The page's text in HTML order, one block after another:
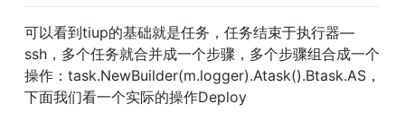
可以看到tiup的基础就是任务，任务结束于执行器—
ssh，多个任务就合并成一个步骤，多个步骤组合成一个
操作：task.NewBuilder(m.logger).Atask().Btask.AS，
下面我们看一个实际的操作Deploy